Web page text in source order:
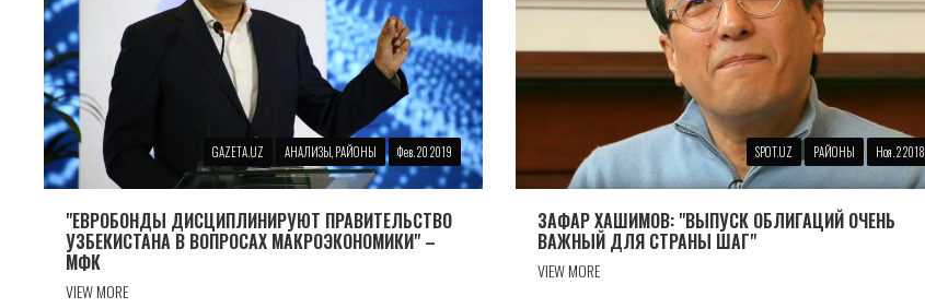
GAZETA.UZ АНАЛИЗЫ, РАЙОНЫ Фев. 20 2019
"ЕВРОБОНДЫ ДИСЦИПЛИНИРУЮТ ПРАВИТЕЛЬСТВО
УЗБЕКИСТАНА В ВОПРОСАХ МАКРОЭКОНОМИКИ" –
МФК
VIEW MORE
SPOT.UZ РАЙОНЫ Ноя. 2 2018
ЗАФАР ХАШИМОВ: "ВЫПУСК ОБЛИГАЦИЙ ОЧЕНЬ
ВАЖНЫЙ ДЛЯ СТРАНЫ ШАГ"
VIEW MORE